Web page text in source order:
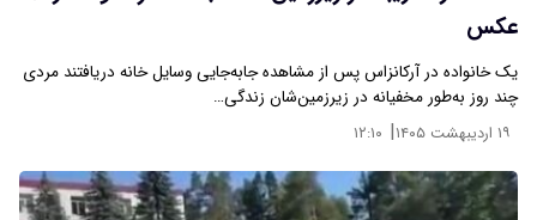
عکس
یک خانواده در آرکانزاس پس از مشاهده جابه‌جایی وسایل خانه دریافتند مردی
چند روز به‌طور مخفیانه در زیرزمین‌شان زندگی…
۱۹ اردیبهشت ۱۴۰۵ | ۱۲:۱۰